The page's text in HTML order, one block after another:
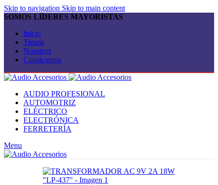
Skip to navigation Skip to main content
SOMOS LÍDERES MAYORISTAS
Inicio
Tienda
Nosotros
Contáctenos
AUDIO PROFESIONAL
AUTOMOTRIZ
ELÉCTRICO
ELECTRÓNICA
FERRETERÍA
Menu